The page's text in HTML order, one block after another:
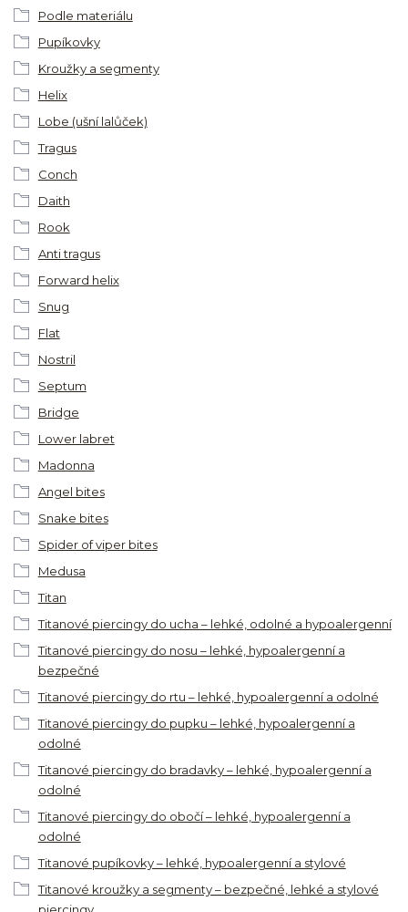
Podle materiálu
Pupíkovky
Kroužky a segmenty
Helix
Lobe (ušní lalůček)
Tragus
Conch
Daith
Rook
Anti tragus
Forward helix
Snug
Flat
Nostril
Septum
Bridge
Lower labret
Madonna
Angel bites
Snake bites
Spider of viper bites
Medusa
Titan
Titanové piercingy do ucha – lehké, odolné a hypoalergenní
Titanové piercingy do nosu – lehké, hypoalergenní a
bezpečné
Titanové piercingy do rtu – lehké, hypoalergenní a odolné
Titanové piercingy do pupku – lehké, hypoalergenní a
odolné
Titanové piercingy do bradavky – lehké, hypoalergenní a
odolné
Titanové piercingy do obočí – lehké, hypoalergenní a
odolné
Titanové pupíkovky – lehké, hypoalergenní a stylové
Titanové kroužky a segmenty – bezpečné, lehké a stylové